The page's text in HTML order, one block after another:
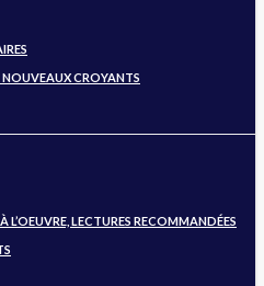
NOUVEAUX CROYANTS
L’OEUVRE, LECTURES RECOMMANDÉES